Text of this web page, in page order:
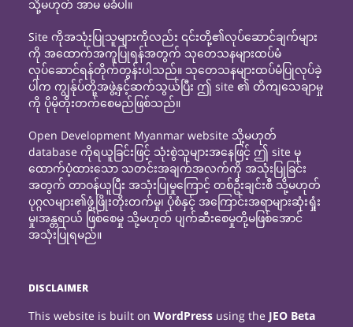
သို့မဟုတ် အာမ မခံပါ။
Site ကိုအသုံးပြုသူများကိုလည်း ၎င်းတို့၏လုပ်ဆောင်ချက်များ
ကို အထောက်အကူပြုရန်အတွက် သုတေသနများထပ်မံ
လုပ်ဆောင်ရန်တိုက်တွန်းပါသည်။ သုတေသနများထပ်မံပြုလုပ်ခဲ့
ပါက ကျွန်ုပ်တို့အဖွဲ့နှင့်ဆက်သွယ်ပြီး ဤ site ၏ တိကျသေချာမှု
ကို ပိုမိုတိုးတက်စေမည်ဖြစ်သည်။
Open Development Myanmar website သို့မဟုတ်
database ကိုရယူခြင်းဖြင့် သုံးစွဲသူများအနေဖြင့် ဤ site မှ
ထောက်ပံ့ထားသော သတင်းအချက်အလက်ကို အသုံးပြုခြင်း
အတွက် တာဝန်ယူပြီး အသုံးပြုမှုကြောင့် တစ်ဦးချင်းစီ သို့မဟုတ်
ပုဂ္ဂလများ၏ဖွံ့ဖြိုးတိုးတက်မှု၊ ပုံစံနှင့် အကြောင်းအရာများဆုံးရှုံး
မှု၊အန္တရာယ် ဖြစ်စေမှု သို့မဟုတ် ပျက်ဆီးစေမှုတို့မဖြစ်အောင်
အသုံးပြုရမည်။
DISCLAIMER
This website is built onWordPress using the JEO Beta